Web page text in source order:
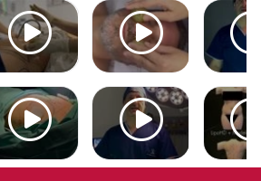
MAMAS GINECOMASTIA